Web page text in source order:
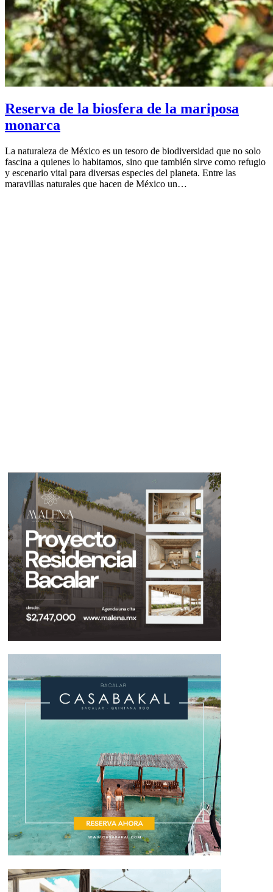
Reserva de la biosfera de la mariposa
monarca
La naturaleza de México es un tesoro de biodiversidad que no solo
fascina a quienes lo habitamos, sino que también sirve como refugio
y escenario vital para diversas especies del planeta. Entre las
maravillas naturales que hacen de México un…